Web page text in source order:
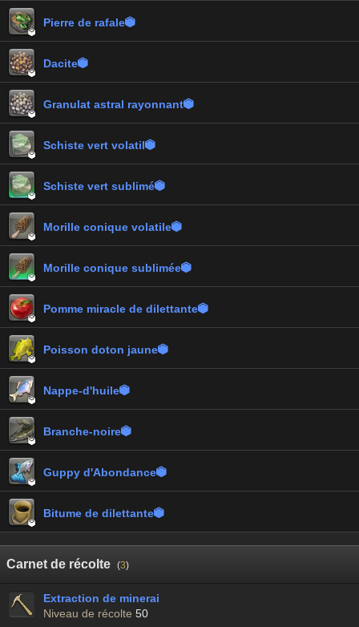

Pierre de rafale

Dacite

Granulat astral rayonnant

Schiste vert volatil

Schiste vert sublimé

Morille conique volatile

Morille conique sublimée

Pomme miracle de dilettante

Poisson doton jaune

Nappe-d'huile

Branche-noire

Guppy d'Abondance

Bitume de dilettante
Carnet de récolte (3)
Extraction de minerai
Niveau de récolte 50